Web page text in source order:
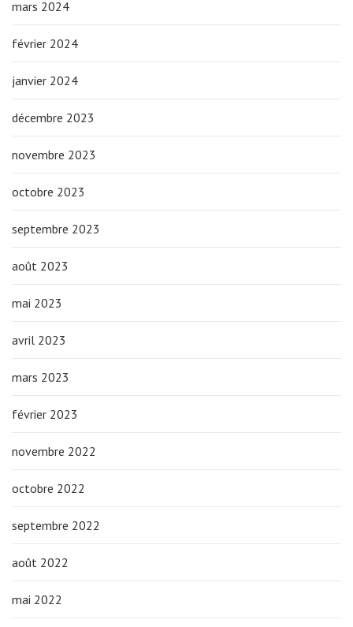
mars 2024
février 2024
janvier 2024
décembre 2023
novembre 2023
octobre 2023
septembre 2023
août 2023
mai 2023
avril 2023
mars 2023
février 2023
novembre 2022
octobre 2022
septembre 2022
août 2022
mai 2022